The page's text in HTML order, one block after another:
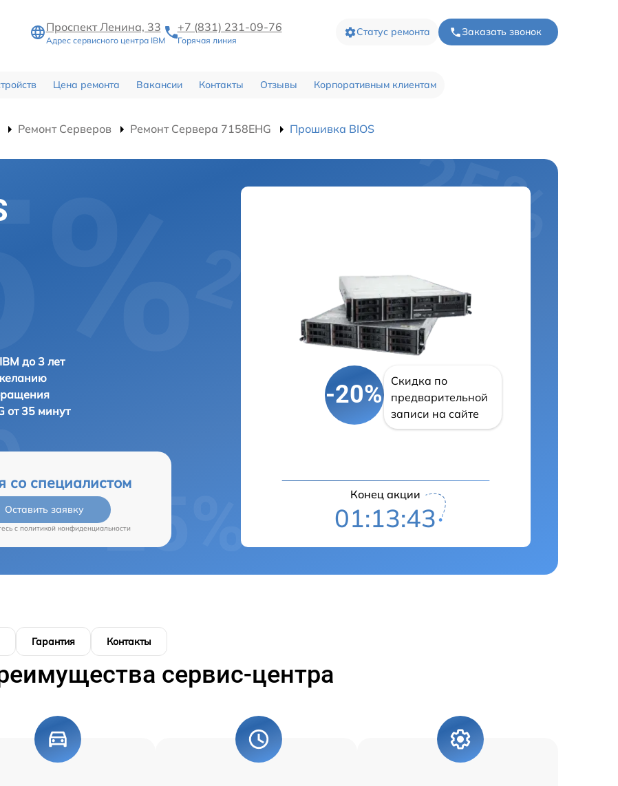
Проспект Ленина, 33
Адрес сервисного центра IBM
+7 (831) 231-09-76
Горячая линия
Статус ремонта Заказать звонок
Цена ремонта Вакансии Контакты Отзывы Корпоративным клиентам
Ремонт Серверов Ремонт Сервера 7158EHG Прошивка BIOS
до 3 лет
от 35 минут
со специалистом
Оставить заявку
c политикой конфиденциальности
-20%
Скидка по
предварительной
записи на сайте
Конец акции
01:13:42
Гарантия Контакты
сервис-центра